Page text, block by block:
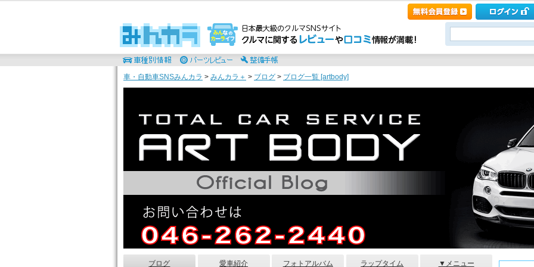
車・自動車SNSみんカラ > みんカラ＋ > ブログ > ブログ一覧 [artbody]
ブログ 愛車紹介 フォトアルバム ラップタイム ▼メニュー